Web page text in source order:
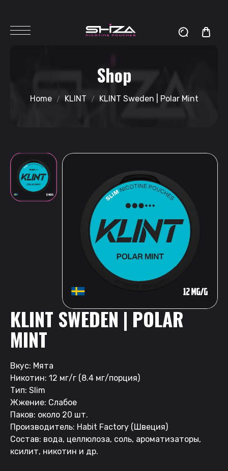
Shop
Home KLINT KLINT Sweden | Polar Mint
KLINT SWEDEN | POLAR
MINT
Вкус: Мята
Никотин: 12 мг/г (8.4 мг/порция)
Тип: Slim
Жжение: Слабое
Паков: около 20 шт.
Производитель: Habit Factory (Швеция)
Состав: вода, целлюлоза, соль, ароматизаторы,
ксилит, никотин и др.